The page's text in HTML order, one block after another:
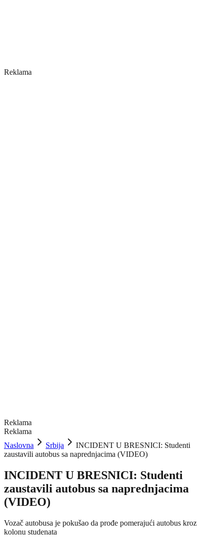
Reklama
Reklama
Reklama
Naslovna
Srbija
INCIDENT U BRESNICI: Studenti
zaustavili autobus sa naprednjacima (VIDEO)
INCIDENT U BRESNICI: Studenti
zaustavili autobus sa naprednjacima
(VIDEO)
Vozač autobusa je pokušao da prođe pomerajući autobus kroz
kolonu studenata